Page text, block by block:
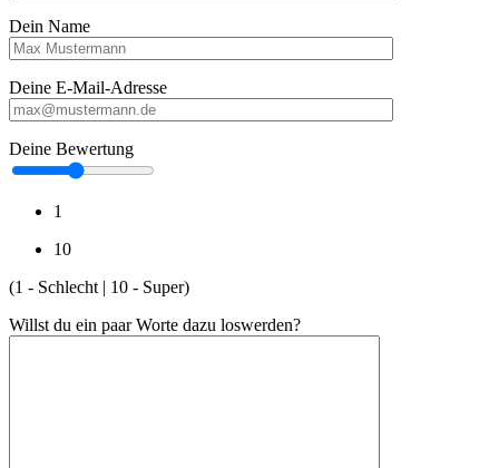
Dein Name
Deine E-Mail-Adresse
Deine Bewertung
1
10
(1 - Schlecht | 10 - Super)
Willst du ein paar Worte dazu loswerden?